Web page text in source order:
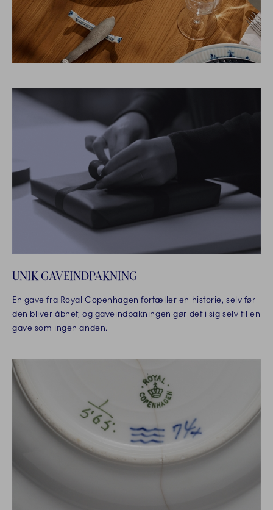
UNIK GAVEINDPAKNING
En gave fra Royal Copenhagen fortæller en historie, selv før
den bliver åbnet, og gaveindpakningen gør det i sig selv til en
gave som ingen anden.